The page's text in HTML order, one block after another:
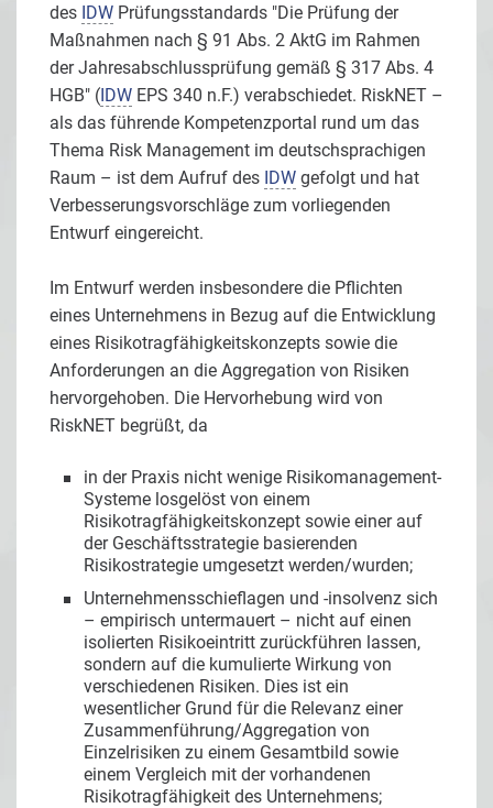
des IDW Prüfungsstandards "Die Prüfung der
Maßnahmen nach § 91 Abs. 2 AktG im Rahmen
der Jahresabschlussprüfung gemäß § 317 Abs. 4
HGB" (IDW EPS 340 n.F.) verabschiedet. RiskNET –
als das führende Kompetenzportal rund um das
Thema Risk Management im deutschsprachigen
Raum – ist dem Aufruf des IDW gefolgt und hat
Verbesserungsvorschläge zum vorliegenden
Entwurf eingereicht.
Im Entwurf werden insbesondere die Pflichten
eines Unternehmens in Bezug auf die Entwicklung
eines Risikotragfähigkeitskonzepts sowie die
Anforderungen an die Aggregation von Risiken
hervorgehoben. Die Hervorhebung wird von
RiskNET begrüßt, da
in der Praxis nicht wenige Risikomanagement-
Systeme losgelöst von einem
Risikotragfähigkeitskonzept sowie einer auf
der Geschäftsstrategie basierenden
Risikostrategie umgesetzt werden/wurden;
Unternehmensschieflagen und -insolvenz sich
– empirisch untermauert – nicht auf einen
isolierten Risikoeintritt zurückführen lassen,
sondern auf die kumulierte Wirkung von
verschiedenen Risiken. Dies ist ein
wesentlicher Grund für die Relevanz einer
Zusammenführung/Aggregation von
Einzelrisiken zu einem Gesamtbild sowie
einem Vergleich mit der vorhandenen
Risikotragfähigkeit des Unternehmens;